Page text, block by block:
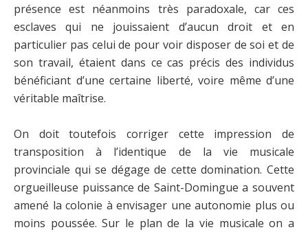
présence est néanmoins très paradoxale, car ces
esclaves qui ne jouissaient d’aucun droit et en
particulier pas celui de pour voir disposer de soi et de
son travail, étaient dans ce cas précis des individus
bénéficiant d’une certaine liberté, voire même d’une
véritable maîtrise.
On doit toutefois corriger cette impression de
transposition à l’identique de la vie musicale
provinciale qui se dégage de cette domination. Cette
orgueilleuse puissance de Saint-Domingue a souvent
amené la colonie à envisager une autonomie plus ou
moins poussée. Sur le plan de la vie musicale on a